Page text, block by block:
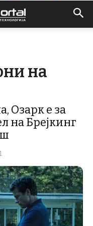
на
Озарк е за
на Брејкинг